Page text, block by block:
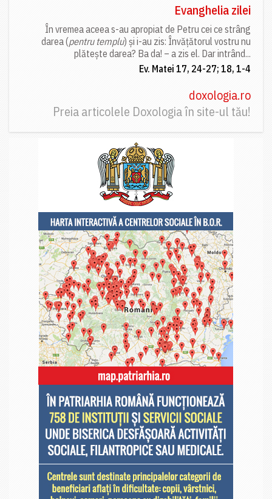
Evanghelia zilei
În vremea aceea s-au apropiat de Petru cei ce strâng
darea (pentru templu) și i-au zis: Învățătorul vostru nu
plătește darea? Ba da! – a zis el. Dar intrând...
Ev. Matei 17, 24-27; 18, 1-4
doxologia.ro
Preia articolele Doxologia în site-ul tău!